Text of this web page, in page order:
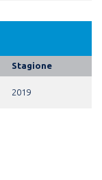
Stagione
2019